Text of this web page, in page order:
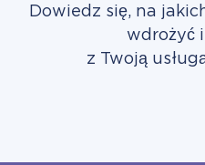
Dowiedz się, na
wdrożyć
z Twoją